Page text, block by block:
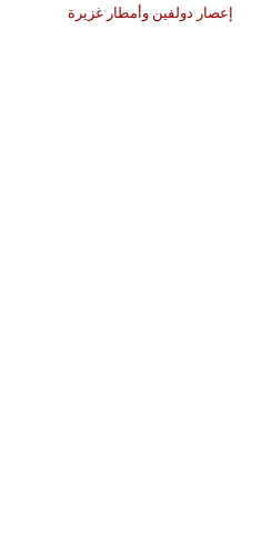
إعصار دولفين وأمطار غزيرة